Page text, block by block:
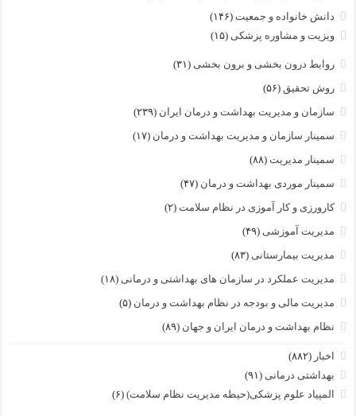
دانش خانواده و جمعیت (۱۴۶)
ویزیت و مشاوره پزشکی (۱۵)
روابط درون بخشی و برون بخشی (۳۱)
روش تحقیق (۵۶)
سازمان و مدیریت بهداشت و درمان ایران (۲۳۹)
سمینار سازمان و مدیریت بهداشت و درمان (۱۷)
سمینار مدیریت (۸۸)
سمینار موردی بهداشت و درمان (۴۷)
کارورزی و کار آموزی در نظام سلامت (۲)
مدیریت آموزشی (۴۹)
مدیریت بیمارستانی (۸۳)
مدیریت عملکرد در سازمان های بهداشتی و درمانی (۱۸)
مدیریت مالی و بودجه در نظام بهداشت و درمان (۵)
نظام بهداشت و درمان ایران و جهان (۸۹)
اخبار (۸۸۲)
بهداشتی درمانی (۹۱)
المپیاد علوم پزشکی(حیطه مدیریت نظام سلامت) (۶)